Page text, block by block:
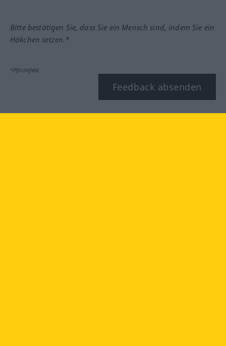
Bitte bestätigen Sie, dass Sie ein Mensch sind, indem Sie ein
Häkchen setzen.*
*Pflichtfeld
Feedback absenden